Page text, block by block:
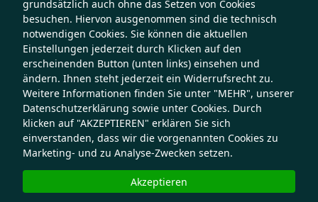
grundsätzlich auch ohne das Setzen von Cookies
besuchen. Hiervon ausgenommen sind die technisch
notwendigen Cookies. Sie können die aktuellen
Einstellungen jederzeit durch Klicken auf den
erscheinenden Button (unten links) einsehen und
ändern. Ihnen steht jederzeit ein Widerrufsrecht zu.
Weitere Informationen finden Sie unter "MEHR", unserer
Datenschutzerklärung sowie unter Cookies. Durch
klicken auf "AKZEPTIEREN" erklären Sie sich
einverstanden, dass wir die vorgenannten Cookies zu
Marketing- und zu Analyse-Zwecken setzen.
Akzeptieren